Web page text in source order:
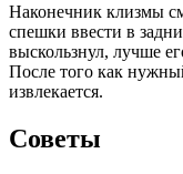
Наконечник клизмы
спешки ввести в
выскользнул, лучше
После того как
извлекается.
Советы